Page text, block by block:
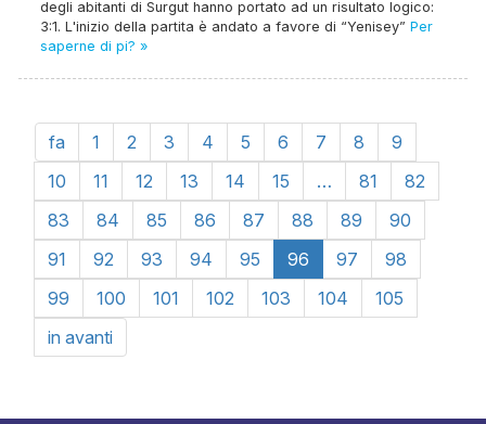
degli abitanti di Surgut hanno portato ad un risultato logico:
3:1. L'inizio della partita è andato a favore di “Yenisey” Per
saperne di pi? »
fa 1 2 3 4 5 6 7 8
9
10
11 12 13 14 15 … 81
82
83
84 85 86 87 88 89
90
91
92 93 94 95 96 97
98
99
100 101 102 103 104
105
in avanti